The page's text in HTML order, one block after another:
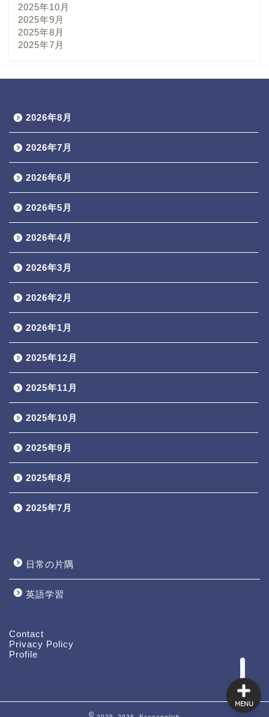
2025年10月
2025年9月
2025年8月
2025年7月
2026年8月
2026年7月
2026年6月
2026年5月
2026年4月
2026年3月
2026年2月
2026年1月
2025年12月
2025年11月
2025年10月
2025年9月
2025年8月
2025年7月
日常の片隅
英語学習
Contact
Privacy Policy
Profile
MENU